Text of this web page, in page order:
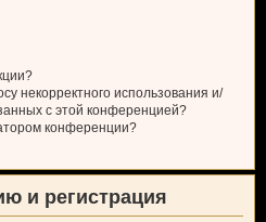
некорректного использования и/
с этой конференцией?
конференции?
и регистрация